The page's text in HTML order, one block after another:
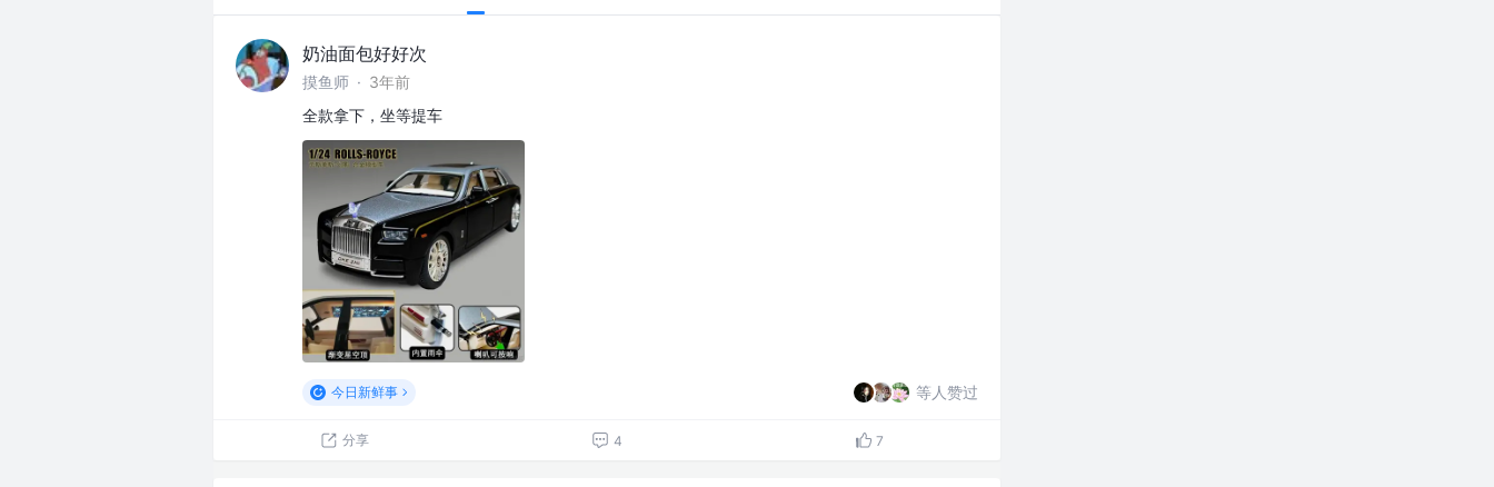
奶油面包好好次
摸鱼师 · 3年前
全款拿下，坐等提车
今日新鲜事 等人赞过
分享 4 7